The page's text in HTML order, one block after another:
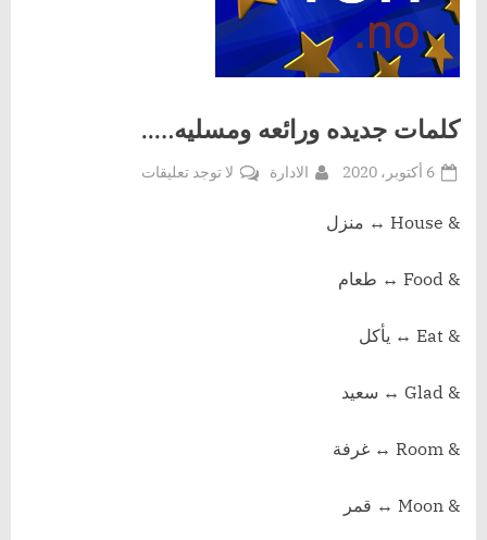
كلمات جديده ورائعه ومسليه…..
Posted
6 أكتوبر، 2020 By
الادارة لا توجد تعليقاتعلى
& House ↔️ منزل
& Food ↔️ طعام
& Eat ↔️ يأكل
& Glad ↔️ سعيد
& Room ↔️ غرفة
& Moon ↔️ قمر